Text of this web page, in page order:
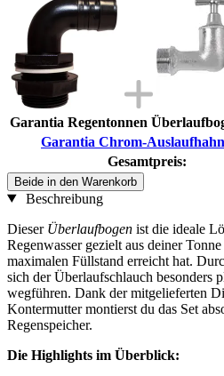
Garantia Regentonnen
Garantia Chrom-
Gesamtpreis:
Beide in den Warenkorb
Beschreibung
Dieser Überlaufbogen ist die ideale
Regenwasser gezielt aus deiner
maximalen Füllstand erreicht hat.
sich der Überlaufschlauch besonders
wegführen. Dank der mitgelieferten
Kontermutter montierst du das Set
Regenspeicher.
Die Highlights im Überblick: